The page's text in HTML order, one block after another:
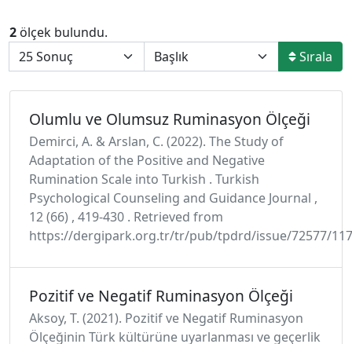
2 ölçek bulundu.
Sırala
Olumlu ve Olumsuz Ruminasyon Ölçeği
Demirci, A. & Arslan, C. (2022). The Study of
Adaptation of the Positive and Negative
Rumination Scale into Turkish . Turkish
Psychological Counseling and Guidance Journal ,
12 (66) , 419-430 . Retrieved from
https://dergipark.org.tr/tr/pub/tpdrd/issue/72577/
Pozitif ve Negatif Ruminasyon Ölçeği
Aksoy, T. (2021). Pozitif ve Negatif Ruminasyon
Ölçeğinin Türk kültürüne uyarlanması ve geçerlik